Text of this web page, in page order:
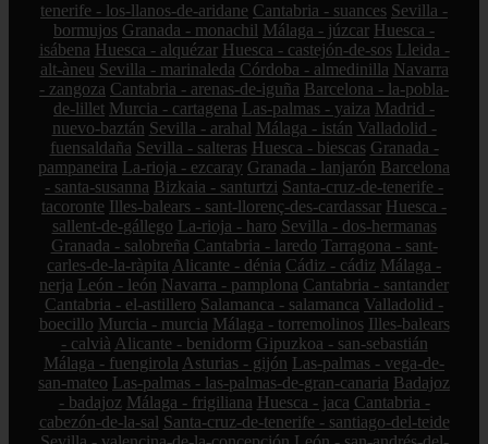
tenerife - los-llanos-de-aridane Cantabria - suances Sevilla -
bormujos Granada - monachil Málaga - júzcar Huesca -
isábena Huesca - alquézar Huesca - castejón-de-sos Lleida -
alt-àneu Sevilla - marinaleda Córdoba - almedinilla Navarra
- zangoza Cantabria - arenas-de-iguña Barcelona - la-pobla-
de-lillet Murcia - cartagena Las-palmas - yaiza Madrid -
nuevo-baztán Sevilla - arahal Málaga - istán Valladolid -
fuensaldaña Sevilla - salteras Huesca - biescas Granada -
pampaneira La-rioja - ezcaray Granada - lanjarón Barcelona
- santa-susanna Bizkaia - santurtzi Santa-cruz-de-tenerife -
tacoronte Illes-balears - sant-llorenç-des-cardassar Huesca -
sallent-de-gállego La-rioja - haro Sevilla - dos-hermanas
Granada - salobreña Cantabria - laredo Tarragona - sant-
carles-de-la-ràpita Alicante - dénia Cádiz - cádiz Málaga -
nerja León - león Navarra - pamplona Cantabria - santander
Cantabria - el-astillero Salamanca - salamanca Valladolid -
boecillo Murcia - murcia Málaga - torremolinos Illes-balears
- calvià Alicante - benidorm Gipuzkoa - san-sebastián
Málaga - fuengirola Asturias - gijón Las-palmas - vega-de-
san-mateo Las-palmas - las-palmas-de-gran-canaria Badajoz
- badajoz Málaga - frigiliana Huesca - jaca Cantabria -
cabezón-de-la-sal Santa-cruz-de-tenerife - santiago-del-teide